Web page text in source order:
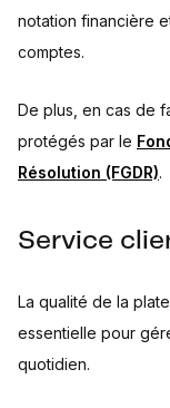
notation financière
comptes.
De plus, en cas de
protégés par le
Résolution (FGDR).
Service
La qualité de la
essentielle pour
quotidien.